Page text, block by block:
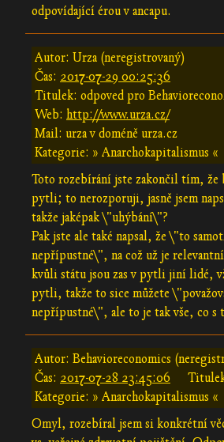
odpovídající érou v ancapu.
Autor: Urza (neregistrovaný)
Čas: 2017-07-29 00:25:36
Titulek: odpoved pro
Web: http://www.urza.cz/
Mail: urza v doméně urza.cz
Kategorie: » Anarchokapitalismus «
Toto rozebírání jste zakončil tím, že
pytli; to nerozporuji, jasně jsem
takže jaképak \"uhýbání\"?
Pak jste ale také napsal, že \"to
nepřípustné\", na což už je
kvůli státu jsou zas v pytli jiní lidé,
pytli, takže to sice můžete
nepřípustné\", ale to je tak vše, co s
Autor: Behavioreconomics
Čas: 2017-07-28 23:45:06
Kategorie: » Anarchokapitalismus «
Omyl, rozebíral jsem si konkrétní